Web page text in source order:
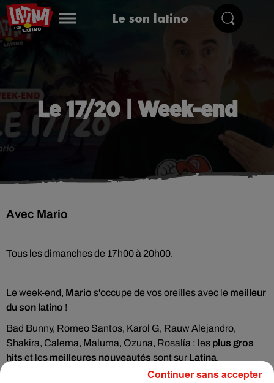
Le son latino
Le 17/20 | Week-end
Avec Mario
Tous les dimanches de 17h00 à 20h00.
Le week-end, Mario s'occupe de vos oreilles avec le meilleur
du son latino !
Bad Bunny, Romeo Santos, Karol G, Rauw Alejandro,
Shakira, Calema, Maluma, Ozuna, Rosalía : les plus gros
hits et les meilleures nouveautés sont sur Latina.
Continuer sans accepter